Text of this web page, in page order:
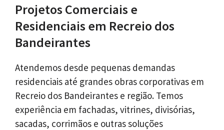
Projetos Comerciais e
Residenciais em Recreio dos
Bandeirantes
Atendemos desde pequenas demandas
residenciais até grandes obras corporativas em
Recreio dos Bandeirantes e região. Temos
experiência em fachadas, vitrines, divisórias,
sacadas, corrimãos e outras soluções